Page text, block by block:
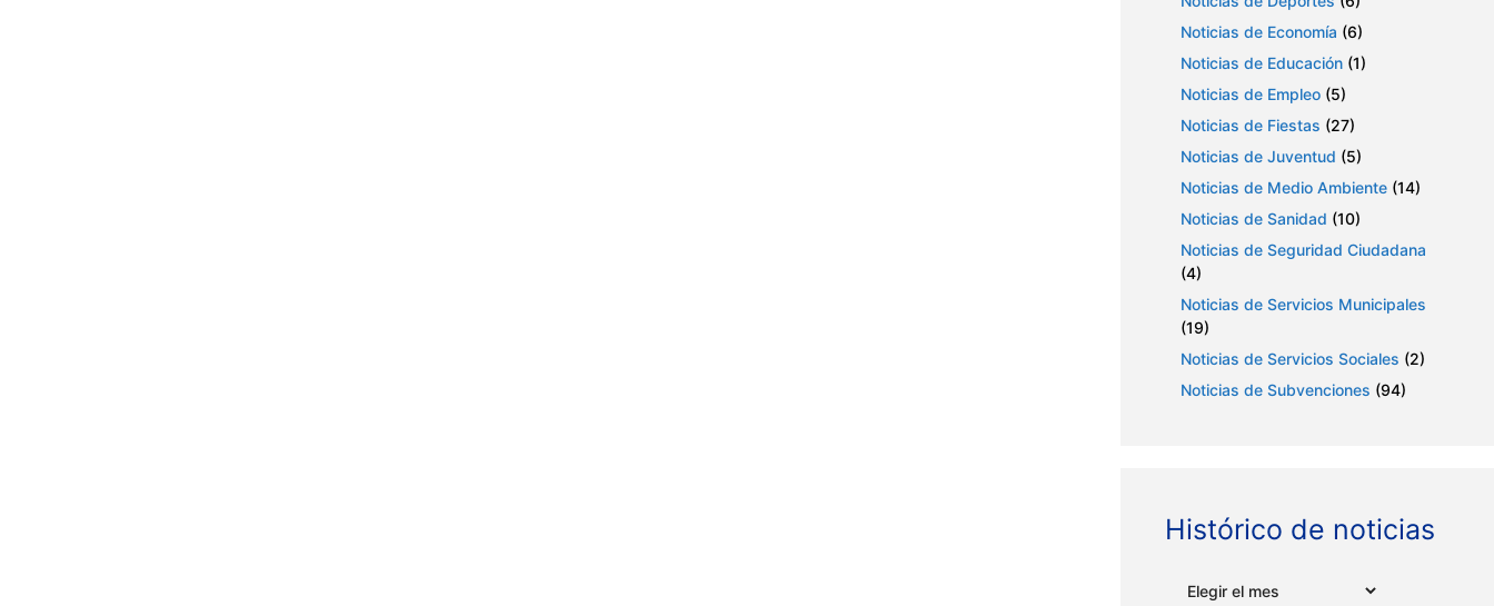
Noticias de Economía (6)
Noticias de Educación (1)
Noticias de Empleo (5)
Noticias de Fiestas (27)
Noticias de Juventud (5)
Noticias de Medio Ambiente (14)
Noticias de Sanidad (10)
Noticias de Seguridad Ciudadana
(4)
Noticias de Servicios Municipales
(19)
Noticias de Servicios Sociales (2)
Noticias de Subvenciones (94)
Histórico de noticias